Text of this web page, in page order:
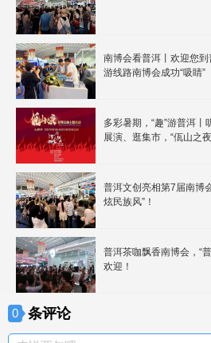
南博会看普洱丨欢迎您
游线路南博会成功“吸睛”
多彩暑期，“趣”游普洱
展演、逛集市，“佤山之
普洱文创亮相第7届南博
炫民族风”！
普洱茶咖飘香南博会，“
欢迎！
0 条评论